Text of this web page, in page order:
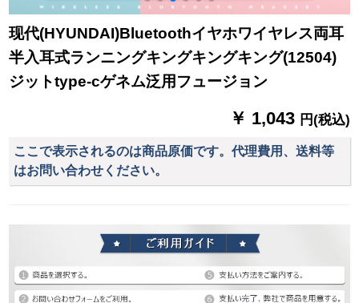
现代(HYUNDAI)Bluetoothイヤホワイヤレス両耳
半入耳式ランニングキングキングキング(12504)
ジットtype-cゲネム泛用フュージョン
￥ 1,043 円(税込)
ここで表示されるのは商品原価です。代理費用、送料等
はお問い合わせください。